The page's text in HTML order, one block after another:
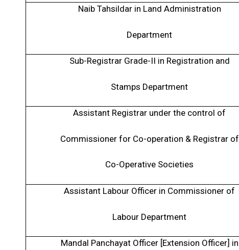
Naib Tahsildar in Land Administration
Department
Sub-Registrar Grade-II in Registration and
Stamps Department
Assistant Registrar under the control of
Commissioner for Co-operation & Registrar of
Co-Operative Societies
Assistant Labour Officer in Commissioner of
Labour Department
Mandal Panchayat Officer [Extension Officer] in